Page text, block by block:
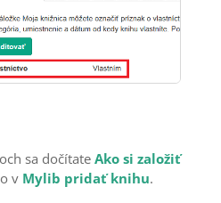
sa dočítate Ako si založiť
v Mylib pridať knihu.